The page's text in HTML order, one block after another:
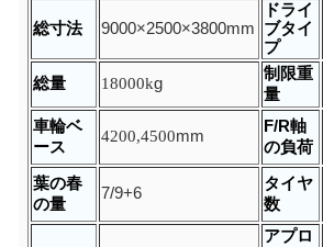
総寸法 9000×2500×3800mm
ドライ
ブタイ
プ
総量 18000kg
制限重
量
車輪ベ
ース
4200,4500mm
F/R軸
の負荷
葉の春
の量
7/9+6
タイヤ
数
アプロ